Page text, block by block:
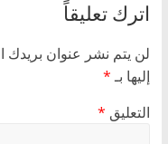
اترك تعليقاً
لن يتم نشر عنوان بريدك
إليها بـ*
التعليق *